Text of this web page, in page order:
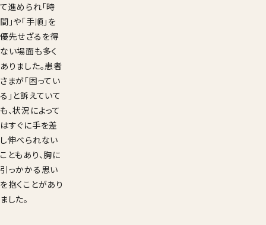
て進められ「時
間」や「手順」を
優先せざるを得
ない場面も多く
ありました。患者
さまが「困ってい
る」と訴えていて
も、状況によって
はすぐに手を差
し伸べられない
こともあり、胸に
引っかかる思い
を抱くことがあり
ました。